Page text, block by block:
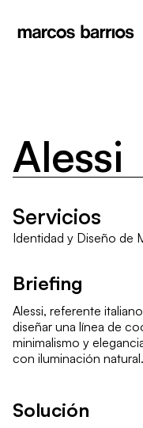
Alessi
Servicios
Identidad y Diseño de
Briefing
Alessi, referente
diseñar una línea de
minimalismo y
con iluminación natural.
Solución